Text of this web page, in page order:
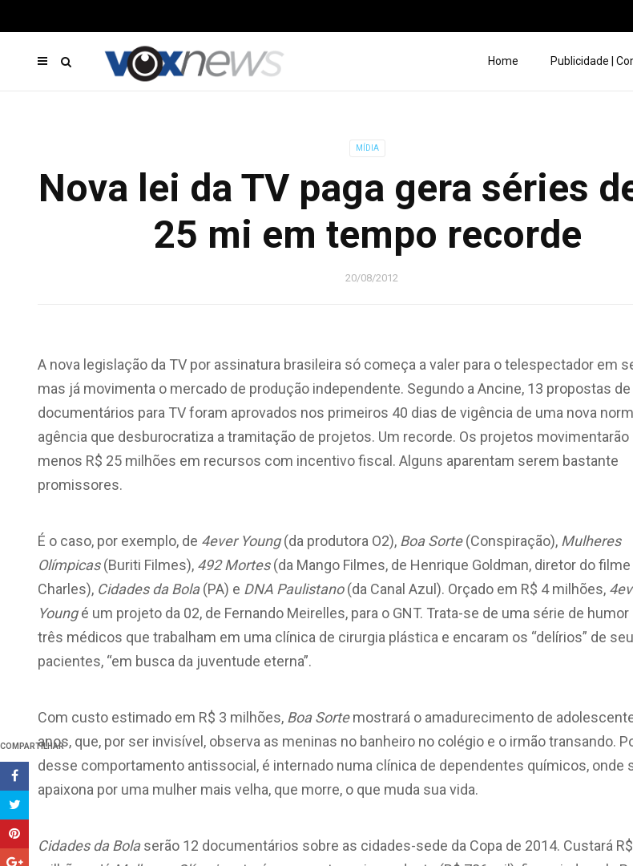
Home Publicidade |
MÍDIA
Nova lei da TV paga gera séries
25 mi em tempo recorde
20/08/2012
COMPARTILHAR
A nova legislação da TV por assinatura brasileira só começa a valer para o telespectador em
mas já movimenta o mercado de produção independente. Segundo a Ancine, 13 propostas
documentários para TV foram aprovados nos primeiros 40 dias de vigência de uma nova
agência que desburocratiza a tramitação de projetos. Um recorde. Os projetos movimentarão
menos R$ 25 milhões em recursos com incentivo fiscal. Alguns aparentam serem bastante
promissores.
É o caso, por exemplo, de 4ever Young(da produtora O2), Boa Sorte(Conspiração), Mulheres
Olímpicas(Buriti Filmes), 492 Mortes(da Mango Filmes, de Henrique Goldman, diretor do
Charles), Cidades da Bola(PA) e DNA Paulistano(da Canal Azul). Orçado em R$ 4 milhões,
Youngé um projeto da 02, de Fernando Meirelles, para o GNT. Trata-se de uma série de humor
três médicos que trabalham em uma clínica de cirurgia plástica e encaram os “delírios” de
pacientes, “em busca da juventude eterna”.
Com custo estimado em R$ 3 milhões, Boa Sortemostrará o amadurecimento de
anos, que, por ser invisível, observa as meninas no banheiro no colégio e o irmão transando.
desse comportamento antissocial, é internado numa clínica de dependentes químicos, onde
apaixona por uma mulher mais velha, que morre, o que muda sua vida.
Cidades da Bolaserão 12 documentários sobre as cidades-sede da Copa de 2014. Custará